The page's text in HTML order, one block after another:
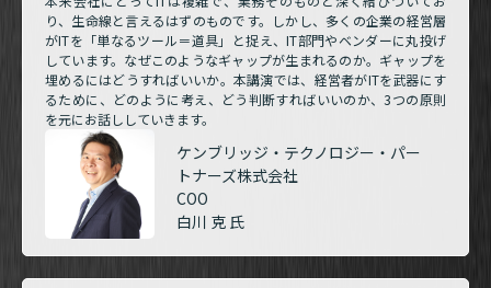
り、生命線と言えるはずのものです。しかし、多くの企業の経営層
がITを「単なるツール＝道具」と捉え、IT部門やベンダーに丸投げ
しています。なぜこのようなギャップが生まれるのか。ギャップを
埋めるにはどうすればいいか。本講演では、経営者がITを武器にす
るために、どのように考え、どう判断すればいいのか、3つの原則
を元にお話ししていきます。
ケンブリッジ・テクノロジー・パー
トナーズ株式会社
COO
白川 克 氏